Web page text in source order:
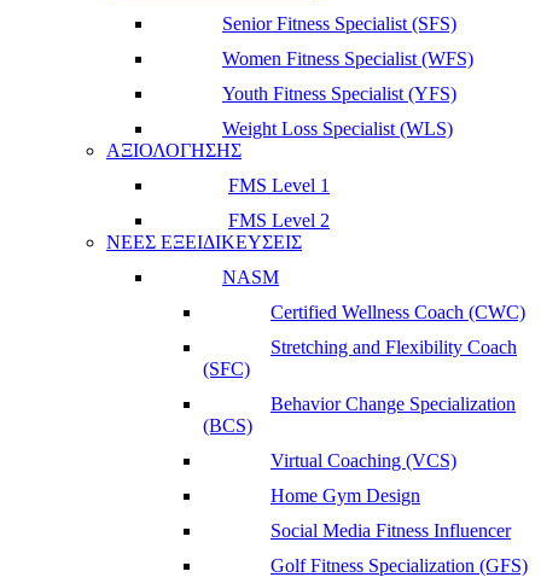
Senior Fitness Specialist (SFS)
Women Fitness Specialist (WFS)
Youth Fitness Specialist (YFS)
Weight Loss Specialist (WLS)
ΑΞΙΟΛΟΓΗΣΗΣ
FMS Level 1
FMS Level 2
ΝΕΕΣ ΕΞΕΙΔΙΚΕΥΣΕΙΣ
NASM
Certified Wellness Coach (CWC)
Stretching and Flexibility Coach
(SFC)
Behavior Change Specialization
(BCS)
Virtual Coaching (VCS)
Home Gym Design
Social Media Fitness Influencer
Golf Fitness Specialization (GFS)